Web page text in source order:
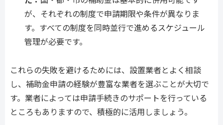
が、それぞれの制度で申請期限や条件が異なりま
す。すべての制度を同時並行で進めるスケジュール
管理が必要です。
これらの失敗を避けるためには、設置業者とよく相談
し、補助金申請の経験が豊富な業者を選ぶことが大切で
す。業者によっては申請手続きのサポートを行っている
ところもありますので、積極的に活用しましょう。